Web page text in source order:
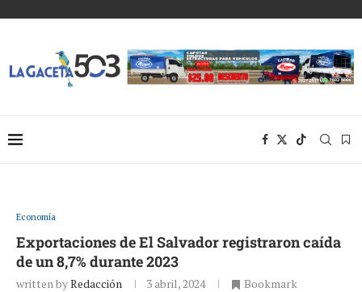
Economía
Exportaciones de El Salvador registraron caída
de un 8,7% durante 2023
written byRedacción 3 abril, 2024 Bookmark